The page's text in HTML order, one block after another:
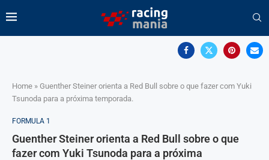
Home » Guenther Steiner orienta a Red Bull sobre o que fazer com Yuki
Tsunoda para a próxima temporada.
FORMULA 1
Guenther Steiner orienta a Red Bull sobre o que
fazer com Yuki Tsunoda para a próxima